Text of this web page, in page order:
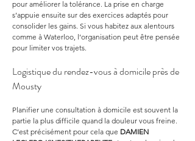
pour améliorer la tolérance. La prise en charge
s’appuie ensuite sur des exercices adaptés pour
consolider les gains. Si vous habitez aux alentours
comme à Waterloo, l’organisation peut être pensée
pour limiter vos trajets.
Logistique du rendez-vous à domicile près de
Mousty
Planifier une consultation à domicile est souvent la
partie la plus difficile quand la douleur vous freine.
C’est précisément pour cela que DAMIEN